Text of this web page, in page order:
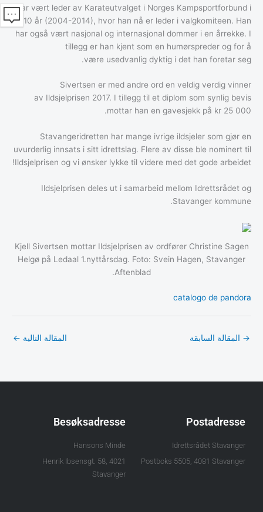
har vært leder av Karateutvalget i Norges Kampsportforbund i
10 år (2004-2014), hvor han nå er leder i valgkomiteen. Han
har også vært nasjonal og internasjonal dommer i en årrekke. I
tillegg er han kjent som en humørspreder og for å
være usedvanlig dyktig i det han foretar seg.
Sivertsen er med andre ord en veldig verdig vinner
av Ildsjelprisen 2017. I tillegg til et diplom som synlig bevis
mottar han en gavesjekk på kr 25 000.
Stavangeridretten har mange ivrige ildsjeler som gjør en
uvurderlig innsats i sitt idrettslag. Flere av disse ble nominert til
Ildsjelprisen og vi ønsker lykke til videre med det gode arbeidet!
Ildsjelprisen deles ut i samarbeid mellom Idrettsrådet og
Stavanger kommune.
Kjell Sivertsen mottar Ildsjelprisen av ordfører Christine Sagen
Helgø på Ledaal 1.nyttårsdag. Foto: Svein Hagen, Stavanger
Aftenblad.
catalogo de pandora
→ المقالة السابقة المقالة التالية ←
Postadresse
Idrettsrådet Stavanger
Postboks 5505, 4081 Stavanger
Besøksadresse
Hansons Minde
Henrik Ibsensgt. 58, 4021
Stavanger